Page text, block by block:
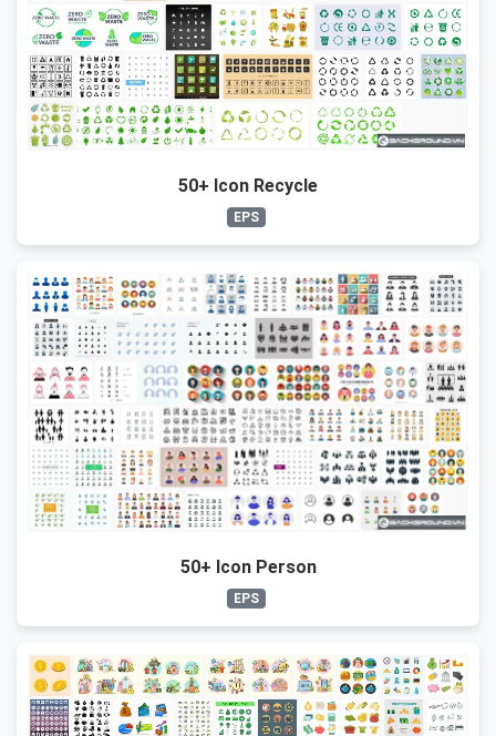
50+ Icon Recycle
EPS
50+ Icon Person
EPS